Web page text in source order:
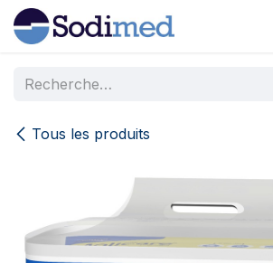
Se rendre au contenu
Tous les produits